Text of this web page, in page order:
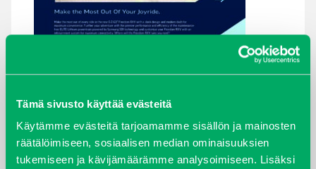
Tämä sivusto käyttää evästeitä
Käytämme evästeitä tarjoamamme sisällön ja mainosten
räätälöimiseen, sosiaalisen median ominaisuuksien
tukemiseen ja kävijämäärämme analysoimiseen. Lisäksi
ARKISTOT
maaliskuu 2026
elokuu 2024